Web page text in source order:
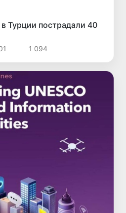
Турции пострадали 40
1 094